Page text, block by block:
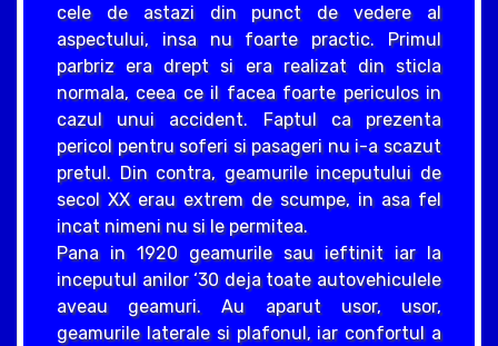
cele de astazi din punct de vedere al
aspectului, insa nu foarte practic. Primul
parbriz era drept si era realizat din sticla
normala, ceea ce il facea foarte periculos in
cazul unui accident. Faptul ca prezenta
pericol pentru soferi si pasageri nu i-a scazut
pretul. Din contra, geamurile inceputului de
secol XX erau extrem de scumpe, in asa fel
incat nimeni nu si le permitea.
Pana in 1920 geamurile sau ieftinit iar la
inceputul anilor ‘30 deja toate autovehiculele
aveau geamuri. Au aparut usor, usor,
geamurile laterale si plafonul, iar confortul a